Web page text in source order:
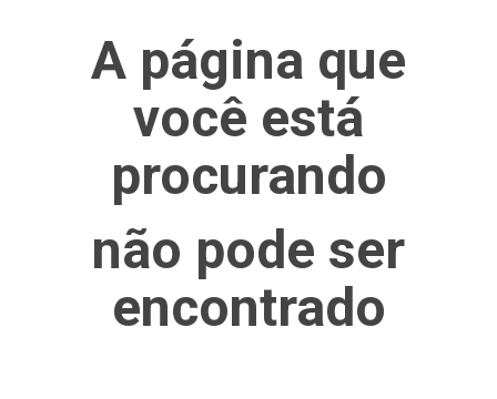
A página que
você está
procurando
não pode ser
encontrado